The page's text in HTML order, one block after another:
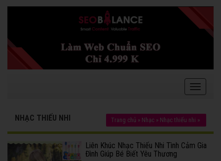
NHẠC THIẾU NHI Trang chủ » Nhạc » Nhạc thiếu nhi »
Liên Khúc Nhạc Thiếu Nhi Tình Cảm Gia
Đình Giúp Bé Biết Yêu Thương